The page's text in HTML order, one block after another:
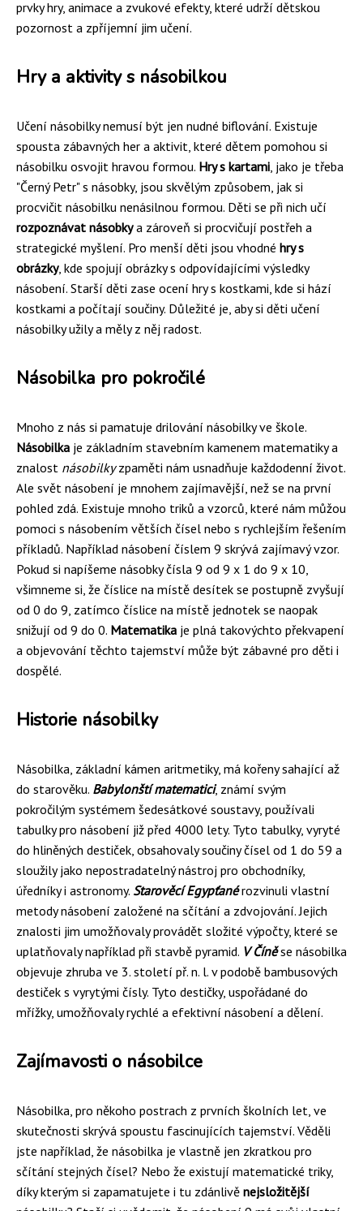
prvky hry, animace a zvukové efekty, které udrží dětskou
pozornost a zpříjemní jim učení.
Hry a aktivity s násobilkou
Učení násobilky nemusí být jen nudné biflování. Existuje
spousta zábavných her a aktivit, které dětem pomohou si
násobilku osvojit hravou formou. Hry s kartami, jako je třeba
"Černý Petr" s násobky, jsou skvělým způsobem, jak si
procvičit násobilku nenásilnou formou. Děti se při nich učí
rozpoznávat násobkya zároveň si procvičují postřeh a
strategické myšlení. Pro menší děti jsou vhodné hry s
obrázky, kde spojují obrázky s odpovídajícími výsledky
násobení. Starší děti zase ocení hry s kostkami, kde si hází
kostkami a počítají součiny. Důležité je, aby si děti učení
násobilky užily a měly z něj radost.
Násobilka pro pokročilé
Mnoho z nás si pamatuje drilování násobilky ve škole.
Násobilka je základním stavebním kamenem matematiky a
znalost násobilkyzpaměti nám usnadňuje každodenní život.
Ale svět násobení je mnohem zajímavější, než se na první
pohled zdá. Existuje mnoho triků a vzorců, které nám můžou
pomoci s násobením větších čísel nebo s rychlejším řešením
příkladů. Například násobení číslem 9 skrývá zajímavý vzor.
Pokud si napíšeme násobky čísla 9 od 9 x 1 do 9 x 10,
všimneme si, že číslice na místě desítek se postupně zvyšují
od 0 do 9, zatímco číslice na místě jednotek se naopak
snižují od 9 do 0. Matematika je plná takovýchto překvapení
a objevování těchto tajemství může být zábavné pro děti i
dospělé.
Historie násobilky
Násobilka, základní kámen aritmetiky, má kořeny sahající až
do starověku. Babylonští matematici, známí svým
pokročilým systémem šedesátkové soustavy, používali
tabulky pro násobení již před 4000 lety. Tyto tabulky, vyryté
do hliněných destiček, obsahovaly součiny čísel od 1 do 59 a
sloužily jako nepostradatelný nástroj pro obchodníky,
úředníky i astronomy. Starověcí Egypťanérozvinuli vlastní
metody násobení založené na sčítání a zdvojování. Jejich
znalosti jim umožňovaly provádět složité výpočty, které se
uplatňovaly například při stavbě pyramid. V Číněse násobilka
objevuje zhruba ve 3. století př. n. l. v podobě bambusových
destiček s vyrytými čísly. Tyto destičky, uspořádané do
mřížky, umožňovaly rychlé a efektivní násobení a dělení.
Zajímavosti o násobilce
Násobilka, pro někoho postrach z prvních školních let, ve
skutečnosti skrývá spoustu fascinujících tajemství. Věděli
jste například, že násobilka je vlastně jen zkratkou pro
sčítání stejných čísel? Nebo že existují matematické triky,
díky kterým si zapamatujete i tu zdánlivě nejsložitější